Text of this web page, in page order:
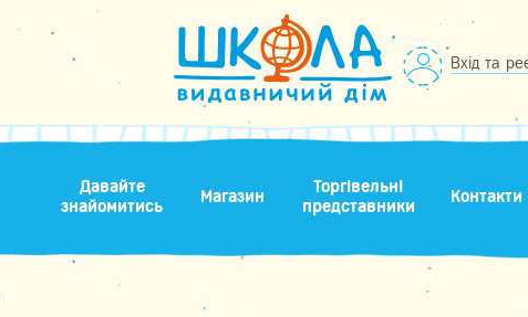
Вхід та
Давайте
знайомитись
Магазин
Торгівельні
представники
Контакти